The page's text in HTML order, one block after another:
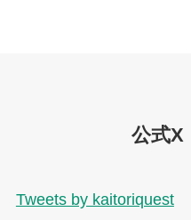
公式X
Tweets by kaitoriquest